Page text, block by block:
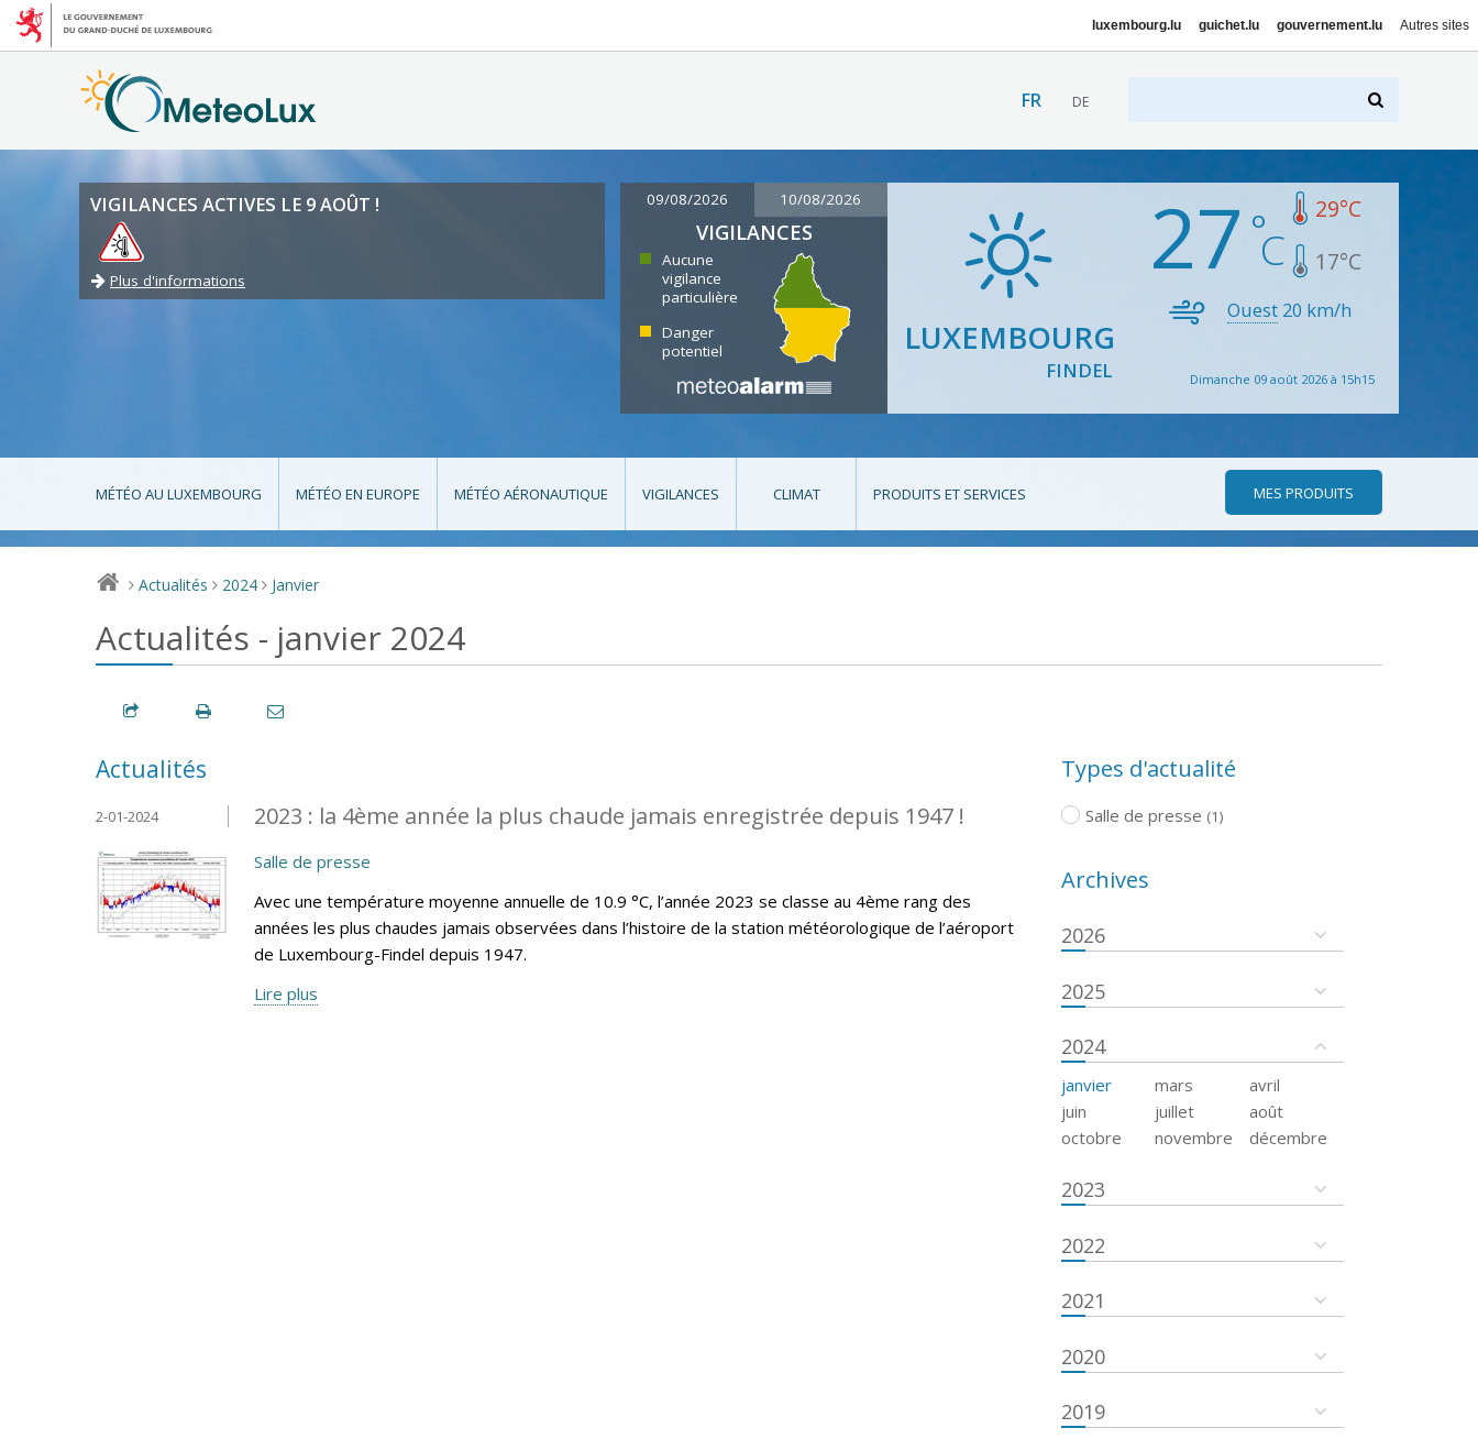
luxembourg.lu guichet.lu gouvernement.lu Autres sites
FR DE
VIGILANCES ACTIVES LE 9 AOÛT !
Plus d'informations
09/08/2026 10/08/2026
VIGILANCES
Aucune
vigilance
particulière
Danger
potentiel
LUXEMBOURG
FINDEL
27 29°C
17°C
Ouest 20 km/h
Dimanche 09 août 2026 à 15h15
MÉTÉO AU LUXEMBOURG MÉTÉO EN EUROPE MÉTÉO AÉRONAUTIQUE VIGILANCES CLIMAT PRODUITS ET SERVICES MES PRODUITS
> Actualités > 2024 > Janvier
Actualités - janvier 2024
Actualités
2023 : la 4ème année la plus chaude jamais enregistrée depuis 1947 !
2-01-2024
Salle de presse
Avec une température moyenne annuelle de 10.9 °C, l’année 2023 se classe au 4ème rang des
années les plus chaudes jamais observées dans l’histoire de la station météorologique de l’aéroport
de Luxembourg-Findel depuis 1947.
Lire plus
Types d'actualité
Salle de presse (1)
Archives
2026
2025
2024
janvier mars
avril
juin
juillet
août
octobre
novembre décembre
2023
2022
2021
2020
2019